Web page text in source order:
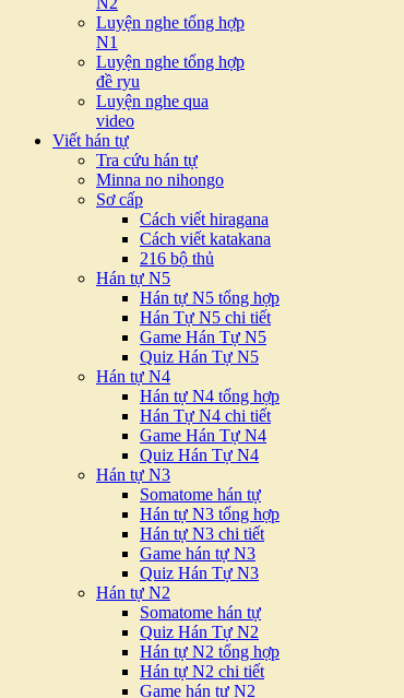
Luyện nghe tổng hợp
N1
Luyện nghe tổng hợp
đề ryu
Luyện nghe qua
video
Viết hán tự
Tra cứu hán tự
Minna no nihongo
Sơ cấp
Cách viết hiragana
Cách viết katakana
216 bộ thủ
Hán tự N5
Hán tự N5 tổng hợp
Hán Tự N5 chi tiết
Game Hán Tự N5
Quiz Hán Tự N5
Hán tự N4
Hán tự N4 tổng hợp
Hán Tự N4 chi tiết
Game Hán Tự N4
Quiz Hán Tự N4
Hán tự N3
Somatome hán tự
Hán tự N3 tổng hợp
Hán tự N3 chi tiết
Game hán tự N3
Quiz Hán Tự N3
Hán tự N2
Somatome hán tự
Quiz Hán Tự N2
Hán tự N2 tổng hợp
Hán tự N2 chi tiết
Game hán tự N2